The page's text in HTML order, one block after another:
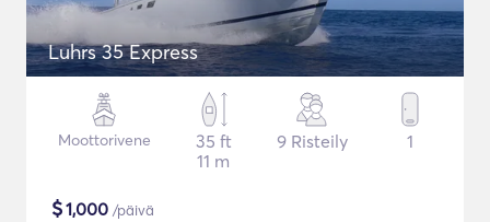
Luhrs 35 Express
Moottorivene
35 ft
11 m
9 Risteily 1
$1,000 /päivä